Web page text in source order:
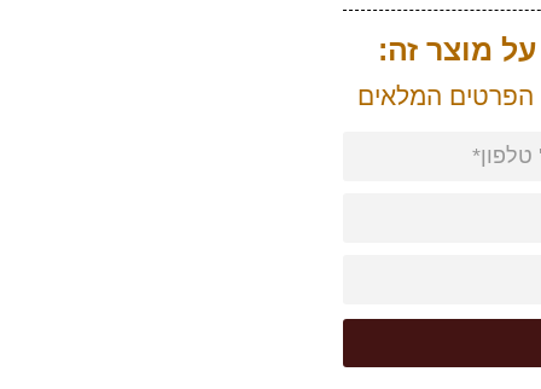
מוצר זה:
הפרטים המלאים